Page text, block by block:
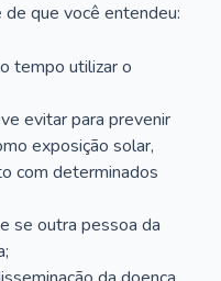
que você entendeu:
tempo utilizar o
evitar para prevenir
exposição solar,
com determinados
se outra pessoa da